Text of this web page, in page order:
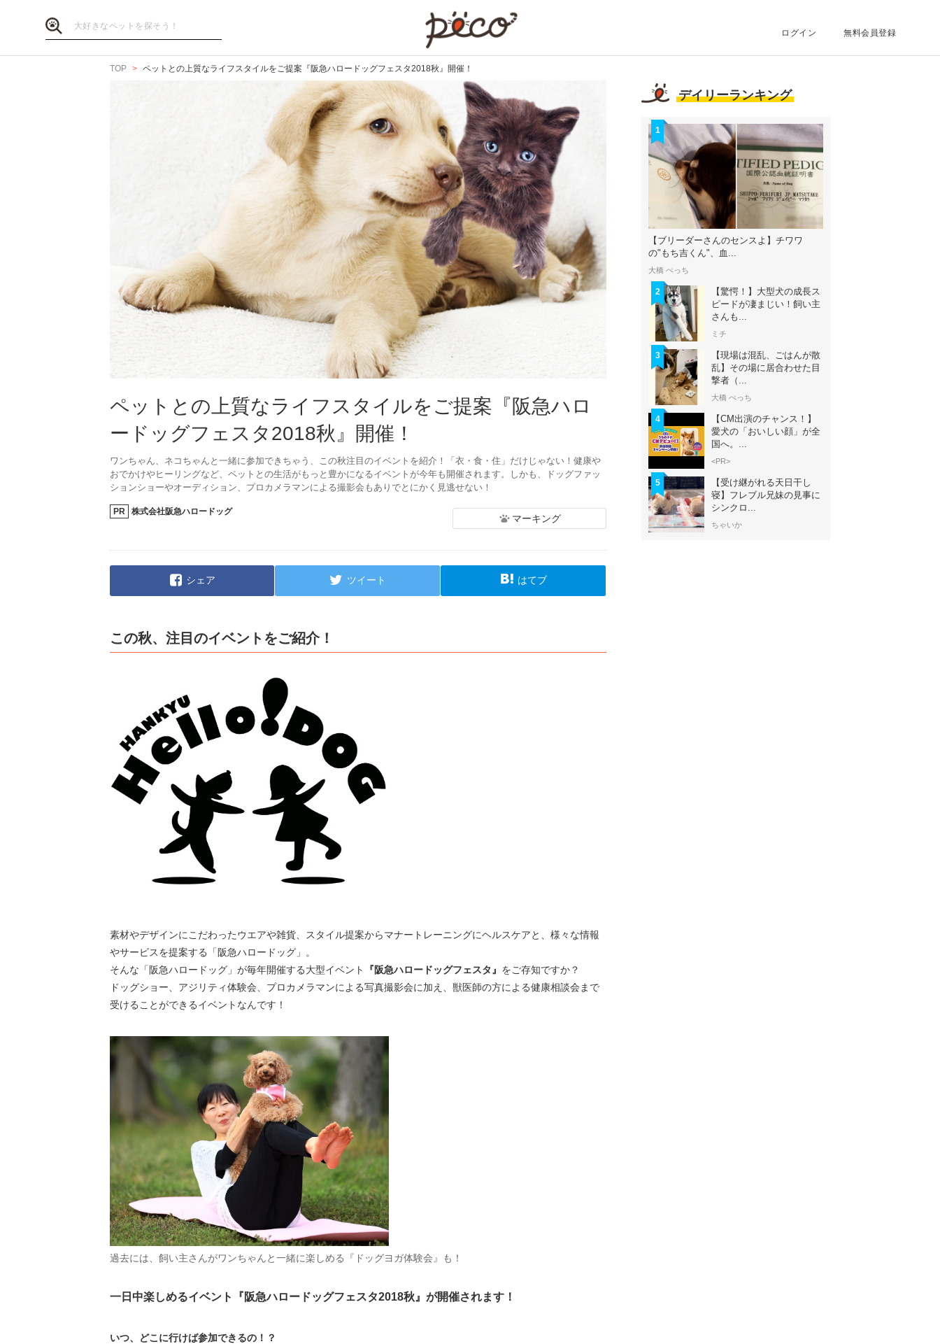
ログイン 無料会員登録
TOP ペットとの上質なライフスタイルをご提案『阪急ハロードッグフェスタ2018秋』開催！
ペットとの上質なライフスタイルをご提案『阪急ハロ
ードッグフェスタ2018秋』開催！
ワンちゃん、ネコちゃんと一緒に参加できちゃう、この秋注目のイベントを紹介！「衣・食・住」だけじゃない！健康や
おでかけやヒーリングなど、ペットとの生活がもっと豊かになるイベントが今年も開催されます。しかも、ドッグファッ
ションショーやオーディション、プロカメラマンによる撮影会もありでとにかく見逃せない！
PR 株式会社阪急ハロードッグ
マーキング
シェア ツイート はてブ
この秋、注目のイベントをご紹介！
素材やデザインにこだわったウエアや雑貨、スタイル提案からマナートレーニングにヘルスケアと、様々な情報
やサービスを提案する「阪急ハロードッグ」。
そんな「阪急ハロードッグ」が毎年開催する大型イベント
『阪急ハロードッグフェスタ』 をご存知ですか？
ドッグショー、アジリティ体験会、プロカメラマンによる写真撮影会に加え、獣医師の方による健康相談会まで
受けることができるイベントなんです！
過去には、飼い主さんがワンちゃんと一緒に楽しめる『ドッグヨガ体験会』も！
一日中楽しめるイベント『阪急ハロードッグフェスタ2018秋』が開催されます！
いつ、どこに行けば参加できるの！？
デイリーランキング
1
【ブリーダーさんのセンスよ】チワワ
の"もち吉くん"、血...
大橋 ぺっち
2
【驚愕！】大型犬の成長ス
ピードが凄まじい！飼い主
さんも...
ミチ
3
【現場は混乱、ごはんが散
乱】その場に居合わせた目
撃者（...
大橋 ぺっち
4
【CM出演のチャンス！】
愛犬の「おいしい顔」が全
国へ。...
<PR>
5
【受け継がれる天日干し
寝】フレブル兄妹の見事に
シンクロ...
ちゃいか